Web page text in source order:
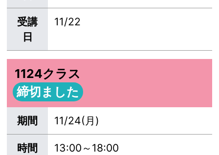
受講
日
11/22
1124クラス
締切ました
期間 11/24(月)
時間 13:00～18:00